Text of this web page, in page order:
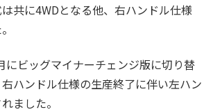
共に4WDとなる他、右ハンドル仕様
にビッグマイナーチェンジ版に切り替
ハンドル仕様の生産終了に伴い左ハン
ました。